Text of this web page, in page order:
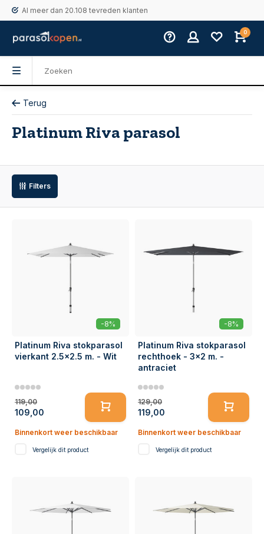
Al meer dan 20.108 tevreden klanten
0
Terug
Platinum Riva parasol
Filters
-8%
Platinum Riva stokparasol
vierkant 2.5x2.5 m. - Wit
119,00
109,00
Binnenkort weer beschikbaar
Vergelijk dit product
-8%
Platinum Riva stokparasol
rechthoek - 3x2 m. -
antraciet
129,00
119,00
Binnenkort weer beschikbaar
Vergelijk dit product